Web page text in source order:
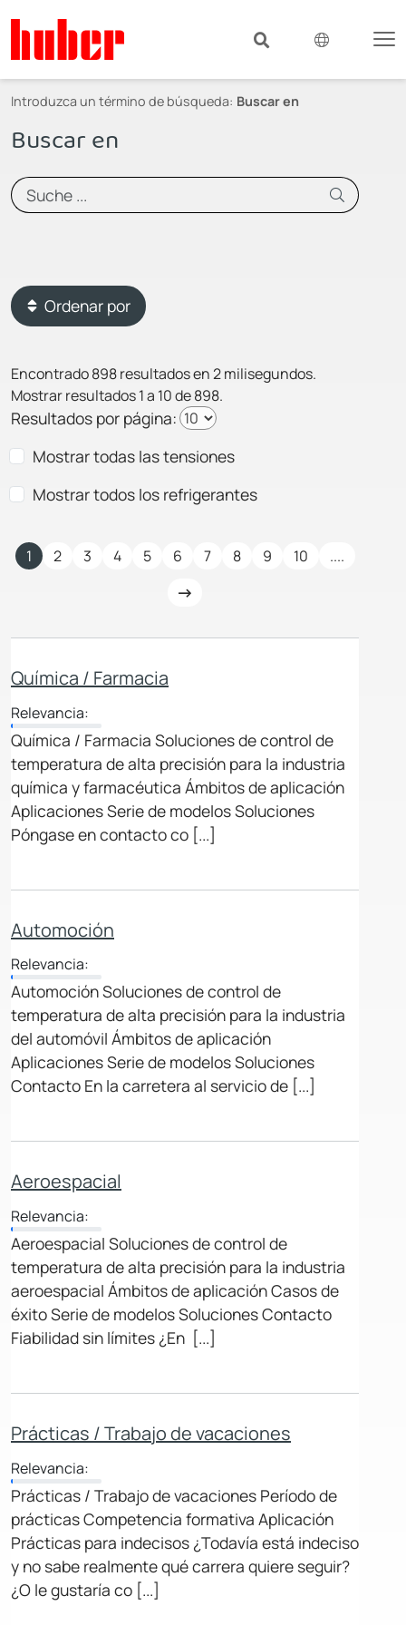
Introduzca un término de búsqueda: Buscar en
Buscar en
Ordenar por
Encontrado 898 resultados en 2 milisegundos.
Mostrar resultados 1 a 10 de 898.
Resultados por página:
Mostrar todas las tensiones
Mostrar todos los refrigerantes
1 2 3 4 5 6 7 8 9 10 ....
Química / Farmacia
Relevancia:
Química / Farmacia Soluciones de control de
temperatura de alta precisión para la industria
química y farmacéutica Ámbitos de aplicación
Aplicaciones Serie de modelos Soluciones
Póngase en contacto co [...]
Automoción
Relevancia:
Automoción Soluciones de control de
temperatura de alta precisión para la industria
del automóvil Ámbitos de aplicación
Aplicaciones Serie de modelos Soluciones
Contacto En la carretera al servicio de [...]
Aeroespacial
Relevancia:
Aeroespacial Soluciones de control de
temperatura de alta precisión para la industria
aeroespacial Ámbitos de aplicación Casos de
éxito Serie de modelos Soluciones Contacto
Fiabilidad sin límites ¿En [...]
Prácticas / Trabajo de vacaciones
Relevancia:
Prácticas / Trabajo de vacaciones Período de
prácticas Competencia formativa Aplicación
Prácticas para indecisos ¿Todavía está indeciso
y no sabe realmente qué carrera quiere seguir?
¿O le gustaría co [...]